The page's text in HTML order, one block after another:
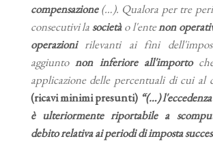
compensazione(…). Qualora per tre
consecutivi lasocietào l'entenon
operazionirilevanti ai fini
aggiuntonon inferiore all'importo
applicazione delle percentuali di cui al
(ricavi minimi presunti) “(…)
è ulteriormente riportabile a
debito relativa ai periodi di imposta